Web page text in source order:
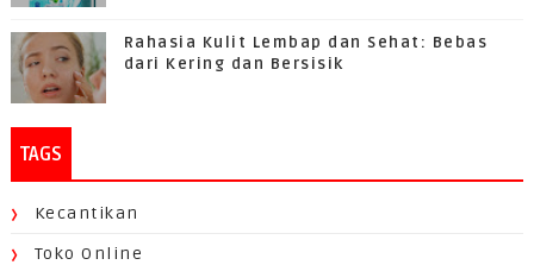
Rahasia Kulit Lembap dan Sehat: Bebas
dari Kering dan Bersisik
TAGS
Kecantikan
Toko Online